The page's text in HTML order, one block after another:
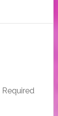
Required